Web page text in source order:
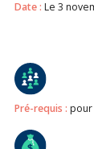
Date : Le 3
Pré-requis : pour